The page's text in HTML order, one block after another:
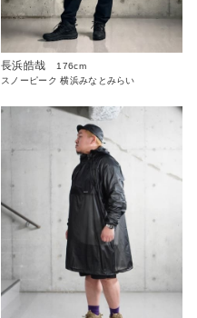
長浜皓哉
176cm
スノーピーク 横浜みなとみらい